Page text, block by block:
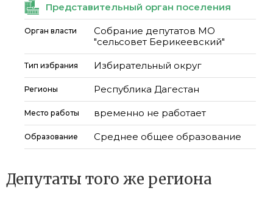
Представительный орган поселения
Орган власти
Собрание депутатов МО
"сельсовет Берикеевский"
Тип избрания Избирательный округ
Регионы Республика Дагестан
Место работы временно не работает
Образование Среднее общее образование
Депутаты того же региона